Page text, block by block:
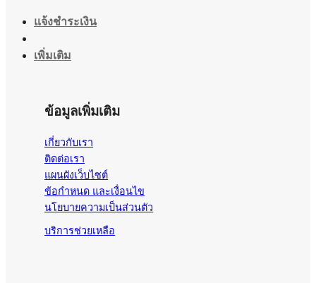
แจ้งชำระเงิน
เพิ่มเติม
ข้อมูลเพิ่มเติม
เกี่ยวกับเรา
ติดต่อเรา
แผนผังเว็บไซต์
ข้อกำหนด และเงื่อนไข
นโยบายความเป็นส่วนตัว
บริการช่วยเหลือ